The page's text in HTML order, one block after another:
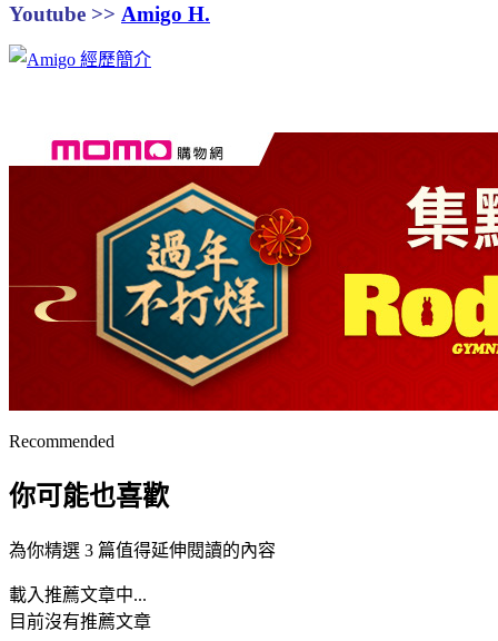
Youtube >> Amigo H.
Recommended
你可能也喜歡
為你精選 3 篇值得延伸閱讀的內容
載入推薦文章中...
目前沒有推薦文章